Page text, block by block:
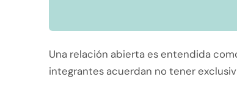
Una relación abierta es entendida
integrantes acuerdan no tener